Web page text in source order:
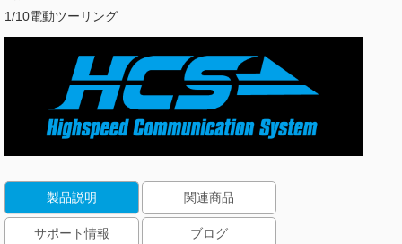
1/10電動ツーリング
製品説明 関連商品
サポート情報 ブログ